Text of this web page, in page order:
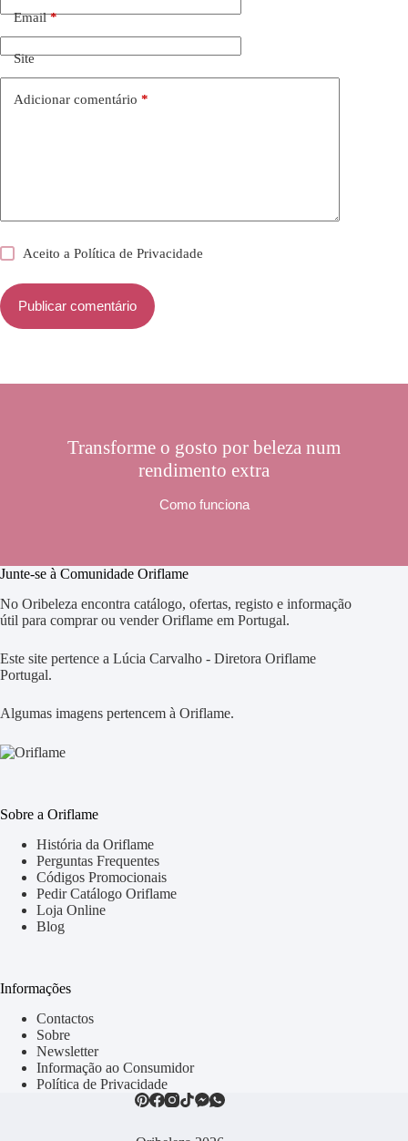
Email*
Site
Adicionar comentário *
Aceito aPolítica de Privacidade
Publicar comentário
Transforme o gosto por beleza num
rendimento extra
Como funciona
Junte-se à Comunidade Oriflame
No Oribeleza encontra catálogo, ofertas, registo e informação
útil para comprar ou vender Oriflame em Portugal.
Este site pertence a Lúcia Carvalho - Diretora Oriflame
Portugal.
Algumas imagens pertencem à Oriflame.
Sobre a Oriflame
História da Oriflame
Perguntas Frequentes
Códigos Promocionais
Pedir Catálogo Oriflame
Loja Online
Blog
Informações
Contactos
Sobre
Newsletter
Informação ao Consumidor
Política de Privacidade